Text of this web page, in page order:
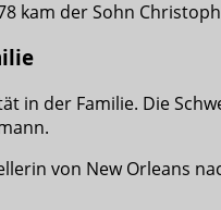
kam der Sohn
in der Familie. Die
von New Orleans